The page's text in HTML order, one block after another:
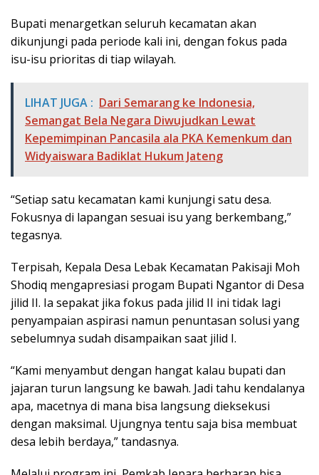
Bupati menargetkan seluruh kecamatan akan
dikunjungi pada periode kali ini, dengan fokus pada
isu-isu prioritas di tiap wilayah.
LIHAT JUGA : Dari Semarang ke Indonesia,
Semangat Bela Negara Diwujudkan Lewat
Kepemimpinan Pancasila ala PKA Kemenkum dan
Widyaiswara Badiklat Hukum Jateng
“Setiap satu kecamatan kami kunjungi satu desa.
Fokusnya di lapangan sesuai isu yang berkembang,”
tegasnya.
Terpisah, Kepala Desa Lebak Kecamatan Pakisaji Moh
Shodiq mengapresiasi progam Bupati Ngantor di Desa
jilid II. Ia sepakat jika fokus pada jilid II ini tidak lagi
penyampaian aspirasi namun penuntasan solusi yang
sebelumnya sudah disampaikan saat jilid I.
“Kami menyambut dengan hangat kalau bupati dan
jajaran turun langsung ke bawah. Jadi tahu kendalanya
apa, macetnya di mana bisa langsung dieksekusi
dengan maksimal. Ujungnya tentu saja bisa membuat
desa lebih berdaya,” tandasnya.